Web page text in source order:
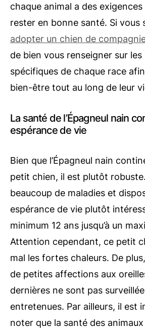
chaque animal a des
rester en bonne santé. Si vous
adopter un chien de
de bien vous renseigner sur les
spécifiques de chaque race
bien-être tout au long de leur
La santé de l’Épagneul nain
espérance de vie
Bien que l’Épagneul nain
petit chien, il est plutôt
beaucoup de maladies et
espérance de vie plutôt
minimum 12 ans jusqu’à un
Attention cependant, ce petit
mal les fortes chaleurs. De
de petites affections aux
dernières ne sont pas
entretenues. Par ailleurs, il est
noter que la santé des